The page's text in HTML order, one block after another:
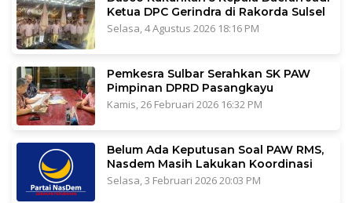
Ketua DPC Gerindra di Rakorda Sulsel
Selasa, 4 Agustus 2026 18:16 PM
Pemkesra Sulbar Serahkan SK PAW
Pimpinan DPRD Pasangkayu
Kamis, 26 Februari 2026 16:32 PM
Belum Ada Keputusan Soal PAW RMS,
Nasdem Masih Lakukan Koordinasi
Selasa, 3 Februari 2026 20:03 PM